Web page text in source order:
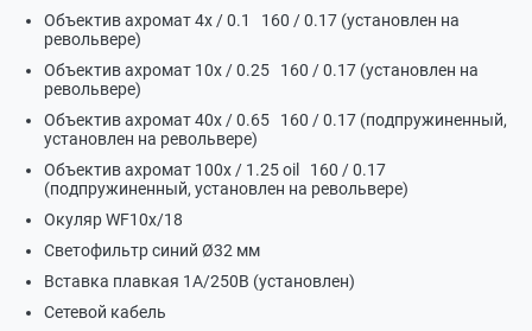
Объектив ахромат 4х / 0.1 160 / 0.17 (установлен на
револьвере)
Объектив ахромат 10х / 0.25 160 / 0.17 (установлен на
револьвере)
Объектив ахромат 40х / 0.65 160 / 0.17 (подпружиненный,
установлен на револьвере)
Объектив ахромат 100х / 1.25 oil 160 / 0.17
(подпружиненный, установлен на револьвере)
Окуляр WF10х/18
Светофильтр синий Ø32 мм
Вставка плавкая 1А/250В (установлен)
Сетевой кабель